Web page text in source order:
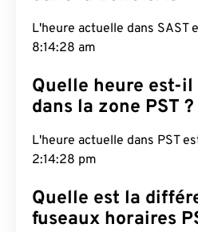
L'heure actuelle dans SAST
8:14:29 am
Quelle heure est-
dans la zone PST ?
L'heure actuelle dans PST
2:14:29 pm
Quelle est la
fuseaux horaires